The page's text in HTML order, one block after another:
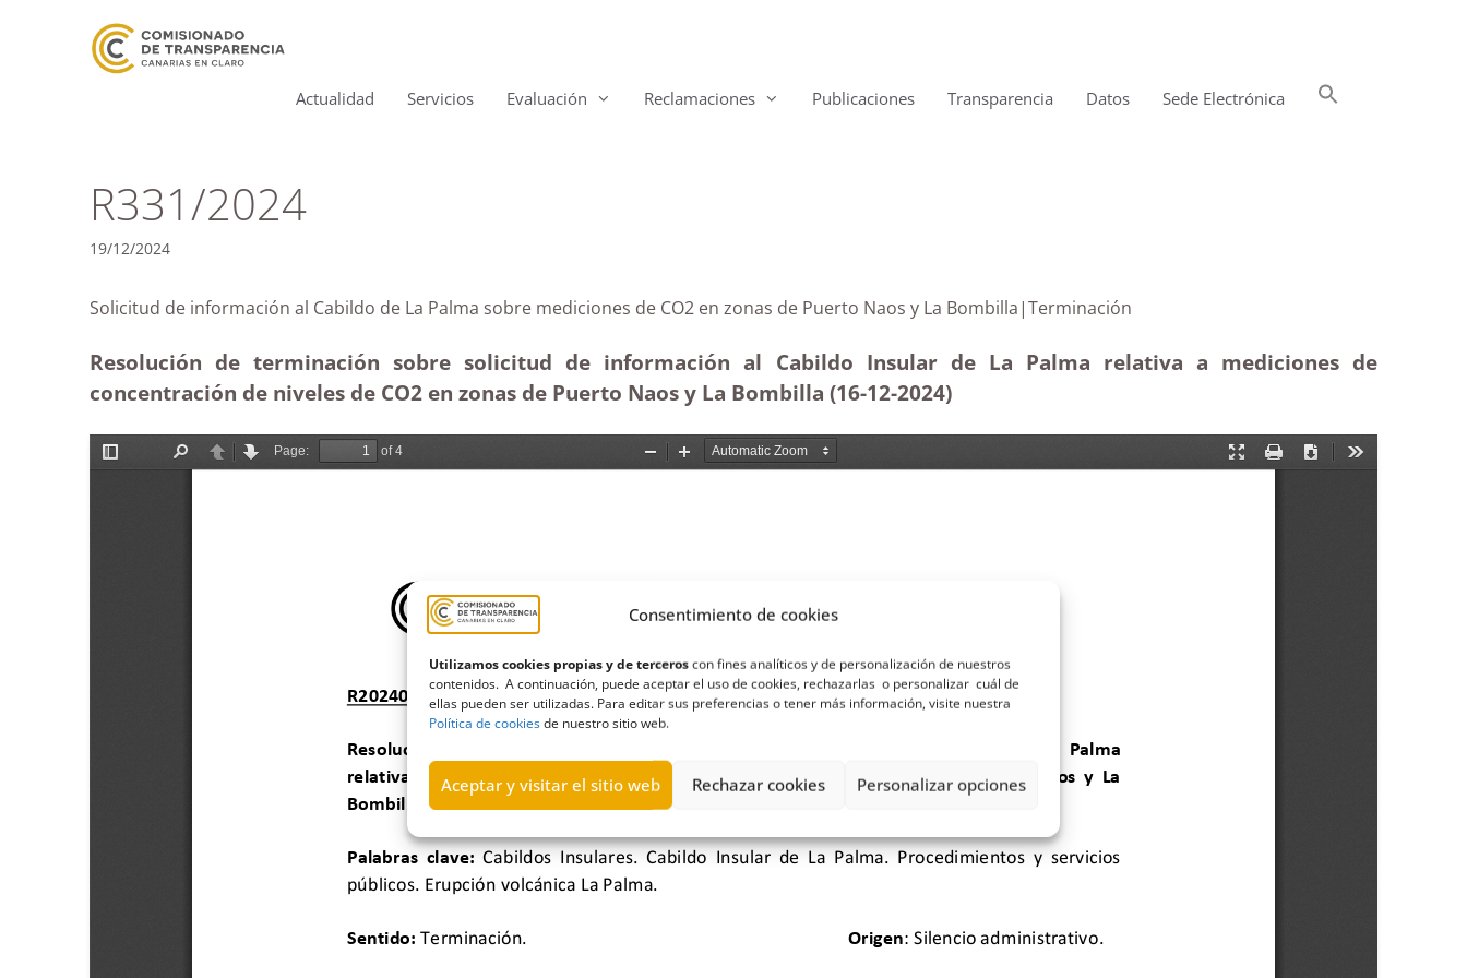
Consentimiento de cookies
Utilizamos cookies propias y de terceroscon fines analíticos y de personalización de nuestros
contenidos. A continuación, puede aceptar el uso de cookies, rechazarlas o personalizar cuál de
ellas pueden ser utilizadas. Para editar sus preferencias o tener más información, visite nuestra
Política de cookiesde nuestro sitio web.
Aceptar y visitar el sitio web Rechazar cookies Personalizar opciones
Actualidad Servicios Evaluación Reclamaciones Publicaciones Transparencia Datos Sede Electrónica
R331/2024
19/12/2024
Solicitud de información al Cabildo de La Palma sobre mediciones de CO2 en zonas de Puerto Naos y La Bombilla|Terminación
Resolución de terminación sobre solicitud de información al Cabildo Insular de La Palma relativa a mediciones de
concentración de niveles de CO2 en zonas de Puerto Naos y La Bombilla (16-12-2024)